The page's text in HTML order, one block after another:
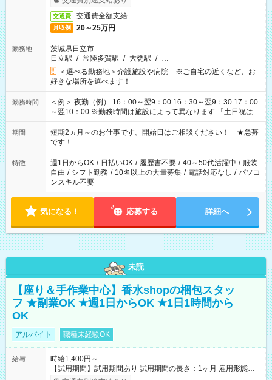
交通費 交通費全額支給
月収例 20～25万円
勤務地
茨城県日立市
日立駅 / 常陸多賀駅 / 大甕駅 / …
＜選べる勤務地＞介護施設や病院 ※ご自宅の近くなど、お
好きな場所を選べます！
勤務時間
＜例＞ 夜勤（例） 16：00～翌9：00 16：30～翌9：30 17：00
～翌10：00 ※勤務時間は施設によって異なります 「土日祝は休
みたい」 「しっかり稼ぎたい」 「もう少し遅い時間から始めた
い」など ご希望にあったお仕事をご案内いたします。 ※未経験
の方の場合は1～2ヶ月間は日中での仕事を経験いただき、 お
仕事に慣れてからの夜勤になります。 ★家庭の都合でお休みが
必要な場合も遠慮なくご相談ください。
期間
短期2ヵ月～のお仕事です。開始日はご相談ください！ ★急募
です！
特徴 週1日からOK / 日払いOK / 履歴書不要 / 40～50代活躍中 / 服装
自由 / シフト勤務 / 10名以上の大量募集 / 電話対応なし / パソコ
ンスキル不要
気になる！ 応募する 詳細へ
未読
【座り＆手作業中心】香水shopの梱包スタッ
フ ★副業OK ★週1日からOK ★1日1時間から
OK
アルバイト 職種未経験OK
給与
時給1,400円～
【試用期間】試用期間あり 試用期間の長さ：1ヶ月 雇用形態、
給与は本採用時と同じです。